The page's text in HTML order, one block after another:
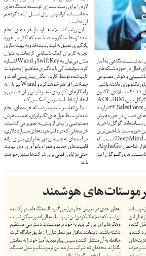
ميــلادى تاكنون
2011
AOL ،IBM
قرارداد 34 ، SalesForce
اســت كه
DeepMind
،AlphaGo
لازم را براى زمينه ســازى توســعه دستگاه هاى
محاســبات كوانتومى براى نســل آينده گردهم
آورده است.
اين روند، كامــلا متفــاوت از خريدهاى انجام
شده توسط مايكروسافت است كه اكثرا در حوزه
يادگيرى عميق به ثبت رسيده اند و به بهينه سازى
تجربه كاربران كمك شــايانى كرده اند. به عنوان
اشــاره
Wand SwiKey
كرد. سوئيفت كى با يادگيرى مفاهيم از محتويات
تايپ شده توسط كاربر، امكان  پيش بينى لغات و
نيز با ارائه Wand
جملات را فراهم خواهد كرد و
ايجاد ارتباط با مشتريان كمك مى كند.
شده توســط غول هاى تكنولوژى، اهميت هوش
مصنوعــى را بيش از پيش به تصوير مى كشــند.
خريدهايى كه در قالب هزينه هاى ميليارد دلارى،
در آينده اى نه چنــدان دور به ابزارى بــراى ارائه
قابليت هاى جديد و همراه با نوآورى و در نهايت
حتى مزاياى رقابتى براى شركت ها تبديل خواهند
شد.
آن است كه فعلا هك كردن اين ترموستات ها از راه دور ممكن نيست
و هكرها براى اين كار بايد به خود ترموســتات دسترسى مستقيم
داشته باشند، تا بتوانند بدافزار موردنظرشان را از طريق جايگاه كارت
حافظه به آن منتقل كنند و سپس پيام تهديدآميز خود را به نمايش
بگذارند. محققان نام شركت سازنده اين ترموستات و مدل دستگاه
آسيب پذير را مخفى نگه داشته اند.
هاى هوشمند